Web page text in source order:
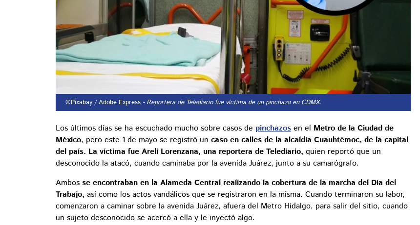
©Pixabay / Adobe Express.- Reportera de Telediario fue víctima de un pinchazo en CDMX.
Los últimos días se ha escuchado mucho sobre casos de pinchazos en el Metro de la Ciudad de
México, pero este 1 de mayo se registró un caso en calles de la alcaldía Cuauhtémoc, de la capital
del país. La víctima fue Areli Lorenzana, una reportera de Telediario, quien reportó que un
desconocido la atacó, cuando caminaba por la avenida Juárez, junto a su camarógrafo.
Ambos se encontraban en la Alameda Central realizando la cobertura de la marcha del Día del
Trabajo, así como los actos vandálicos que se registraron en la misma. Cuando terminaron su labor,
comenzaron a caminar sobre la avenida Juárez, afuera del Metro Hidalgo, para salir del sitio, cuando
un sujeto desconocido se acercó a ella y le inyectó algo.